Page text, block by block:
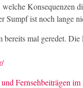
Konsequenzen
Sumpf ist noch lange
mal geredet.
Fernsehbeiträgen im